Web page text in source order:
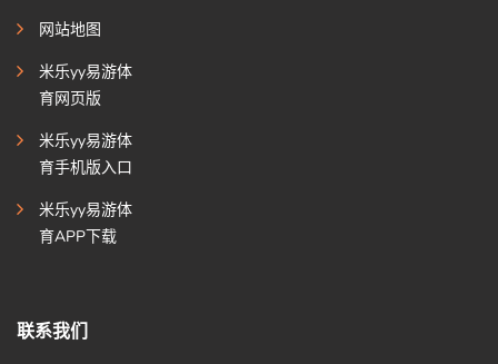
网站地图
米乐yy易游体
育网页版
米乐yy易游体
育手机版入口
米乐yy易游体
育APP下载
联系我们